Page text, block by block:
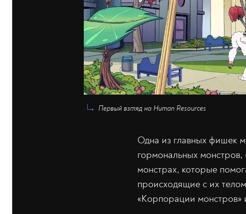
Первый взгляд на Human Resources
Одна из главных фишек
гормональных
монстрах, которые
происходящие с их
«Корпорации монстров»